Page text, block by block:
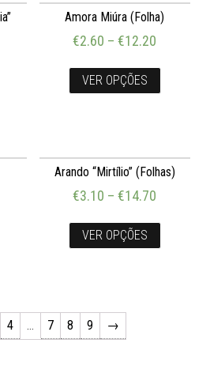
Amora Miúra (Folha)
€2.60 –€12.20
VER OPÇÕES
Arando “Mirtílio” (Folhas)
€3.10 –€14.70
VER OPÇÕES
4 … 7 8 9 →